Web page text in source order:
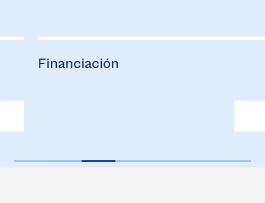
Financiación